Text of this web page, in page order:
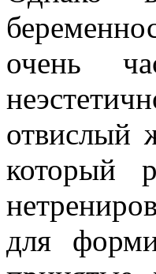
очень
отвислый
который
для